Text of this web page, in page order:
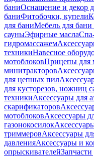
баниОснащение и декор
баниФитобочки, купели
для баниМебель для
сауныЭфирные масла
гидромассажем
техникиНавесное
мотоблоковПрицепы для
минитракторов
для цепных пил
для кусторезов, ножниц
техникиАксессуары для
скарификаторов
мотоблоковАксессуары
газонокосилок
триммеровАксессуары
давленияАксессуары и
опрыскивателей